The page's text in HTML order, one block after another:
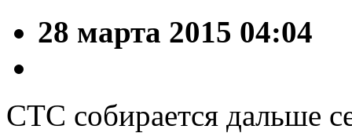
28 марта 2015 04:04
СТС собирается дальше